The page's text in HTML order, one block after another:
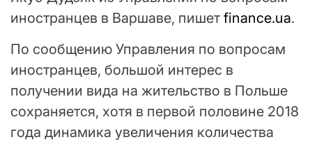
иностранцев в Варшаве, пишет finance.ua.
По сообщению Управления по вопросам
иностранцев, большой интерес в
получении вида на жительство в Польше
сохраняется, хотя в первой половине 2018
года динамика увеличения количества